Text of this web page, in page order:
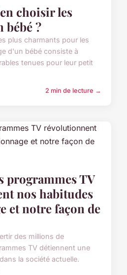
choisir les
bébé ?
plus charmants pour les
d'un bébé consiste à
tenues pour leur petit
2 min de lecture →
programmes TV
nos habitudes
et notre façon de
des millions de
TV détiennent une
la société actuelle.